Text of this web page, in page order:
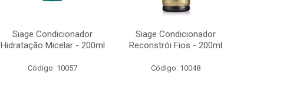
Siage Condicionador
Hidratação Micelar - 200ml
Código: 10057
Siage Condicionador
Reconstrói Fios - 200ml
Código: 10048